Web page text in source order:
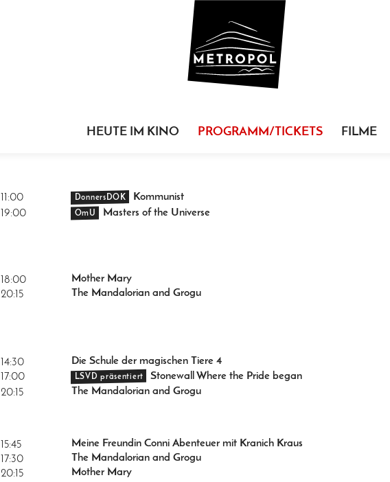
HEUTE IM KINO PROGRAMM/TICKETS FILME
11:00 DonnersDOK
Kommunist
19:00
OmU Masters of the Universe
18:00
Mother Mary
20:15
The Mandalorian and Grogu
14:30
Die Schule der magischen Tiere 4
17:00
LSVD präsentiert
Stonewall Where the Pride began
20:15
The Mandalorian and Grogu
15:45
Meine Freundin Conni Abenteuer mit Kranich Kraus
17:30
The Mandalorian and Grogu
20:15
Mother Mary